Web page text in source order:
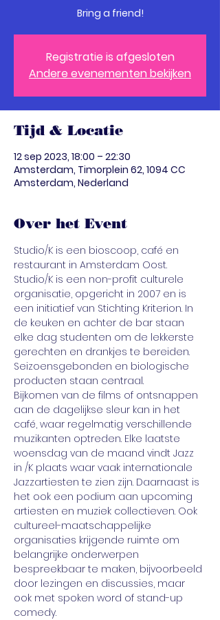
Bring a friend!
Registratie is afgesloten
Andere evenementen bekijken
Tijd & Locatie
12 sep 2023, 18:00 – 22:30
Amsterdam, Timorplein 62, 1094 CC
Amsterdam, Nederland
Over het Event
Studio/K is een bioscoop, café en
restaurant in Amsterdam Oost.
Studio/K is een non-profit culturele
organisatie, opgericht in 2007 en is
een initiatief van Stichting Kriterion. In
de keuken en achter de bar staan
elke dag studenten om de lekkerste
gerechten en drankjes te bereiden.
Seizoensgebonden en biologische
producten staan centraal.
Bijkomen van de films of ontsnappen
aan de dagelijkse sleur kan in het
café, waar regelmatig verschillende
muzikanten optreden. Elke laatste
woensdag van de maand vindt Jazz
in /K plaats waar vaak internationale
Jazzartiesten te zien zijn. Daarnaast is
het ook een podium aan upcoming
artiesten en muziek collectieven. Ook
cultureel-maatschappelijke
organisaties krijgende ruimte om
belangrijke onderwerpen
bespreekbaar te maken, bijvoorbeeld
door lezingen en discussies, maar
ook met spoken word of stand-up
comedy.